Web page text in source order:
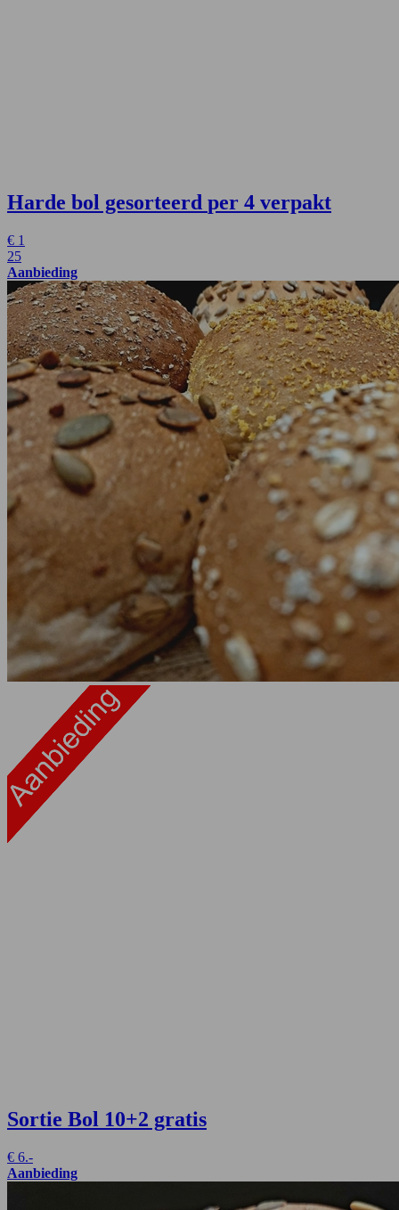
Harde bol gesorteerd per 4 verpakt
€ 1
25
Aanbieding
Sortie Bol 10+2 gratis
€ 6.-
Aanbieding